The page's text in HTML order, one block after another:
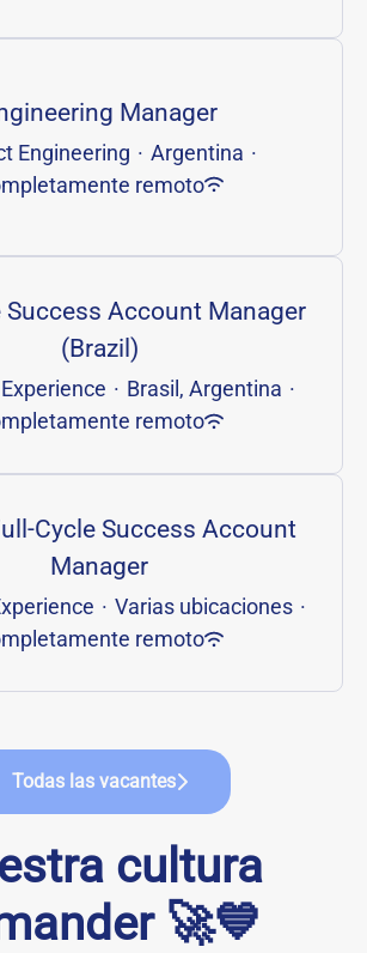
Manager
Engineering · Argentina ·
remoto
Success Account Manager
(Brazil)
· Brasil, Argentina ·
remoto
Cycle Success Account
Manager
· Varias ubicaciones ·
remoto
Todas las vacantes
cultura
🚀💙